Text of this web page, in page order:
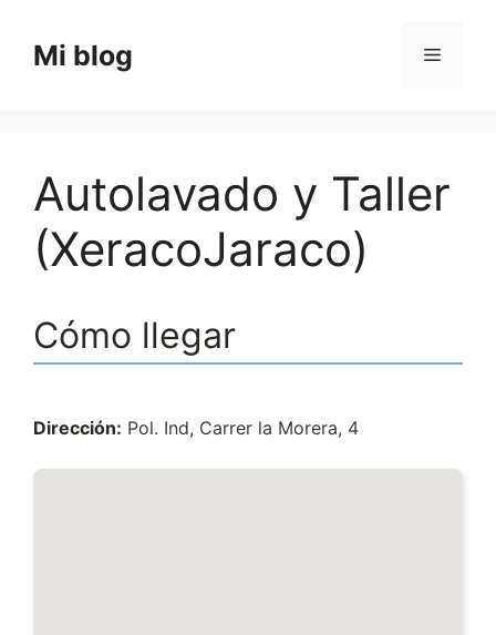
contenido
Mi blog Menú
Autolavado y Taller
(XeracoJaraco)
Cómo llegar
Dirección: Pol. Ind, Carrer la Morera, 4